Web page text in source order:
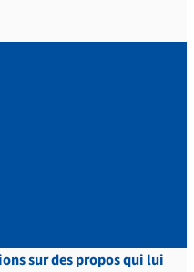
sur des propos qui lui